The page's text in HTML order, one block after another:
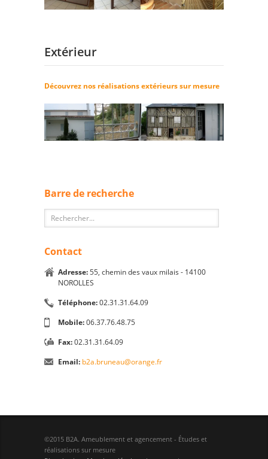
Extérieur
Découvrez nos réalisations extérieurs sur mesure
Barre de recherche
Contact
Adresse:55, chemin des vaux milais - 14100
NOROLLES
Téléphone:02.31.31.64.09
Mobile:06.37.76.48.75
Fax:02.31.31.64.09
Email: b2a.bruneau@orange.fr
©2015 B2A. Ameublement et agencement - Études et
réalisations sur mesure